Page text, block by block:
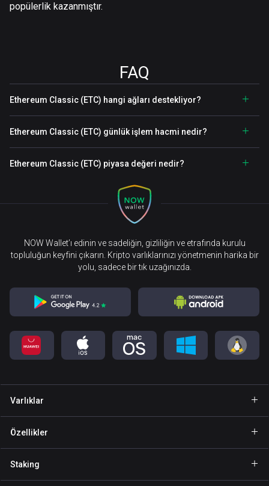
popülerlik kazanmıştır.
FAQ
Ethereum Classic (ETC) hangi ağları destekliyor?
Ethereum Classic (ETC) günlük işlem hacmi nedir?
Ethereum Classic (ETC) piyasa değeri nedir?
NOW Wallet’ı edinin ve sadeliğin, gizliliğin ve etrafında kurulu
topluluğun keyfini çıkarın. Kripto varlıklarınızı yönetmenin harika bir
yolu, sadece bir tık uzağınızda.
Varlıklar
Cüzdan Binance Coin
Özellikler
Staking